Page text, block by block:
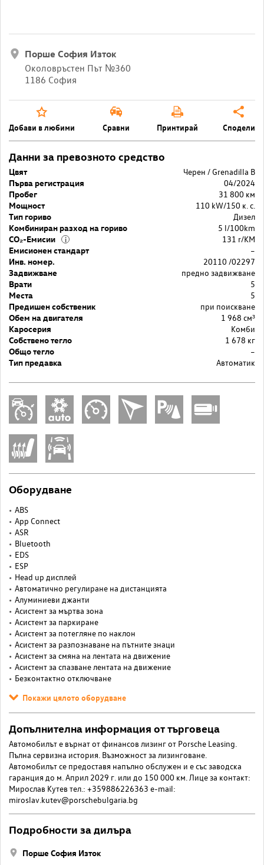
Порше София Изток
Околовръстен Път №360
1186 София
Добави в любими Сравни Принтирай Сподели
Данни за превозното средство
Цвят
Черен / Grenadilla B
Първа регистрация
04/2024
Пробег
31 800 км
Мощност
110 kW/150 к. с.
Тип гориво
Дизел
Комбиниран разход на гориво
5 l/100km
CO₂-Емисии
i
131 r/KM
Емисионен стандарт
–
Инв. номер.
20110 /02297
Задвижване
предно задвижване
Врати
5
Места
5
Предишен собственик
при поискване
Обем на двигателя
1 968 cм³
Каросерия
Комби
Собствено тегло
1 678 кг
Общо тегло
–
Тип предавка
Автоматик
Оборудване
ABS
App Connect
ASR
Bluetooth
EDS
ESP
Head up дисплей
Автоматично регулиране на дистанцията
Алуминиеви джанти
Асистент за мъртва зона
Асистент за паркиране
Асистент за потегляне по наклон
Асистент за разпознаване на пътните знаци
Асистент за смяна на лентата на движение
Асистент за спазване лентата на движение
Безконтактно отключване
Покажи цялото оборудване
Допълнителна информация от търговеца
Автомобилът е върнат от финансов лизинг от Porsche Leasing.
Пълна сервизна история. Възможност за лизинговане.
Автомобилът се предоставя напълно обслужен и е със заводска
гаранция до м. Април 2029 г. или до 150 000 км. Лице за контакт:
Мирослав Кутев тел.: +359886226363 e-mail:
miroslav.kutev@porschebulgaria.bg
Подробности за дилъра
Порше София Изток